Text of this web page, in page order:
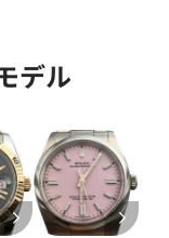
デル